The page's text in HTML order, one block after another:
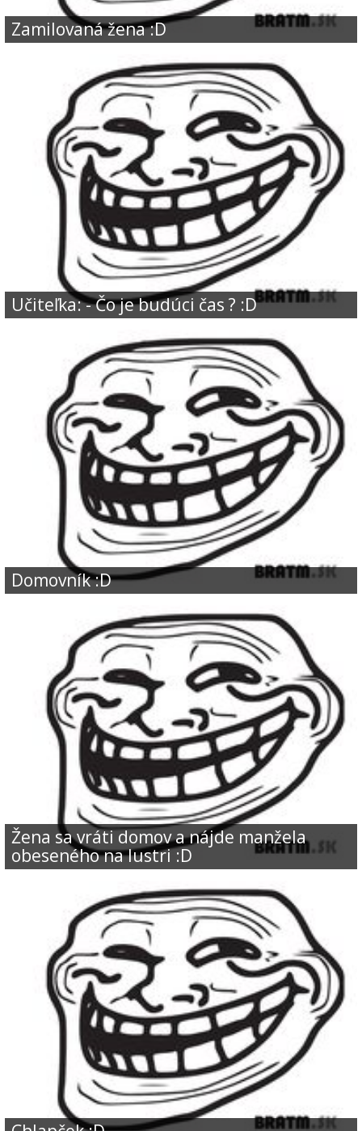
Zamilovaná žena :D
Učiteľka: - Čo je budúci čas ? :D
Domovník :D
Žena sa vráti domov a nájde manžela
obeseného na lustri :D